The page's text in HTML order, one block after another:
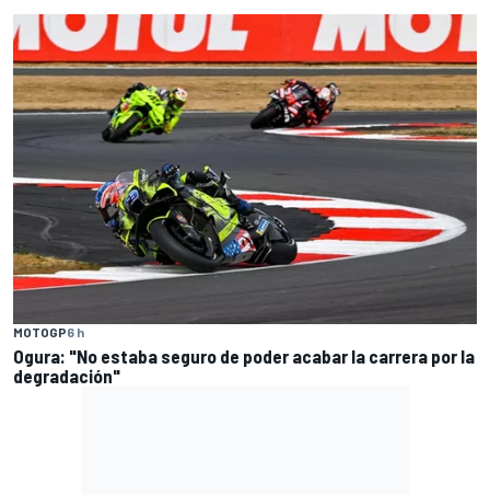
MOTOGP6 h
Ogura: "No estaba seguro de poder acabar la carrera por la
degradación"